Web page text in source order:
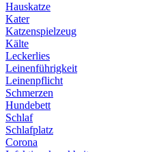
Hauskatze
Kater
Katzenspielzeug
Kälte
Leckerlies
Leinenführigkeit
Leinenpflicht
Schmerzen
Hundebett
Schlaf
Schlafplatz
Corona